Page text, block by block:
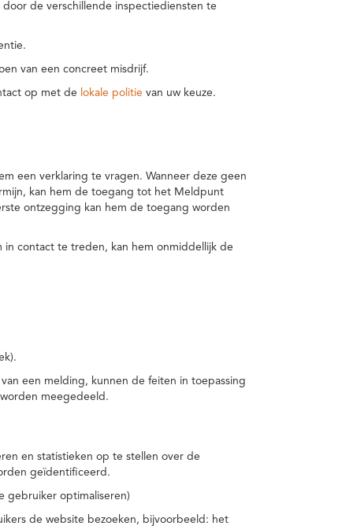
de verschillende inspectiediensten te
van een concreet misdrijf.
op met de lokale politie van uw keuze.
een verklaring te vragen. Wanneer deze geen
kan hem de toegang tot het Meldpunt
ontzegging kan hem de toegang worden
contact te treden, kan hem onmiddellijk de
een melding, kunnen de feiten in toepassing
meegedeeld.
en statistieken op te stellen over de
geïdentificeerd.
gebruiker optimaliseren)
de website bezoeken, bijvoorbeeld: het